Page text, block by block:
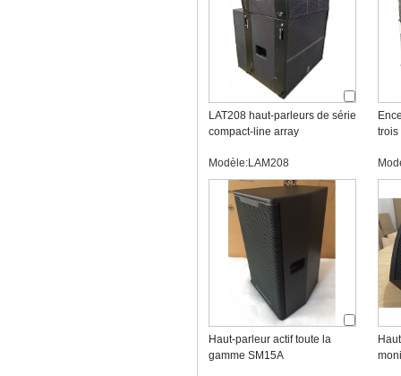
LAT208 haut-parleurs de série
compact-line array
Modèle:LAM208
trois
Haut-parleur actif toute la
gamme SM15A